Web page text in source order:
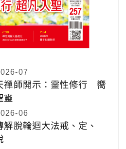
07
禪師開示：靈性修行 嚮
靈
06
解脫輪迴大法戒、定、